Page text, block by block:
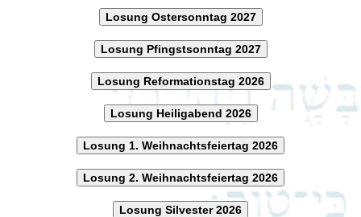
Losung Ostersonntag 2027
Losung Pfingstsonntag 2027
Losung Reformationstag 2026
Losung Heiligabend 2026
Losung 1. Weihnachtsfeiertag 2026
Losung 2. Weihnachtsfeiertag 2026
Losung Silvester 2026